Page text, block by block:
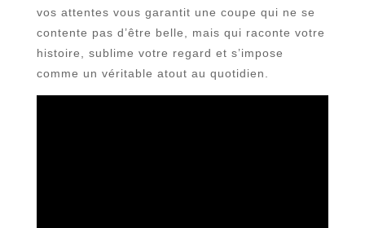
vos attentes vous garantit une coupe qui ne se
contente pas d’être belle, mais qui raconte votre
histoire, sublime votre regard et s’impose
comme un véritable atout au quotidien.